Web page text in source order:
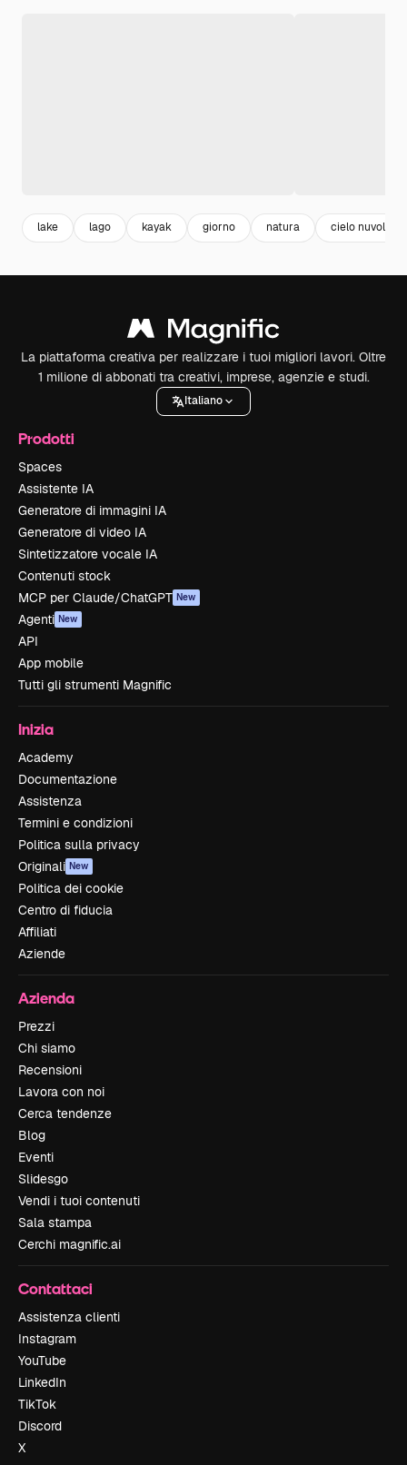
lake lago kayak giorno natura cielo nuvole
La piattaforma creativa per realizzare i tuoi migliori lavori. Oltre
1 milione di abbonati tra creativi, imprese, agenzie e studi.
Italiano
Prodotti
Spaces
Assistente IA
Generatore di immagini IA
Generatore di video IA
Sintetizzatore vocale IA
Contenuti stock
MCP per Claude/ChatGPT New
Agenti New
API
App mobile
Tutti gli strumenti Magnific
Inizia
Academy
Documentazione
Assistenza
Termini e condizioni
Politica sulla privacy
Originali New
Politica dei cookie
Centro di fiducia
Affiliati
Aziende
Azienda
Prezzi
Chi siamo
Recensioni
Lavora con noi
Cerca tendenze
Blog
Eventi
Slidesgo
Vendi i tuoi contenuti
Sala stampa
Cerchi magnific.ai
Contattaci
Assistenza clienti
Instagram
YouTube
LinkedIn
TikTok
Discord
X